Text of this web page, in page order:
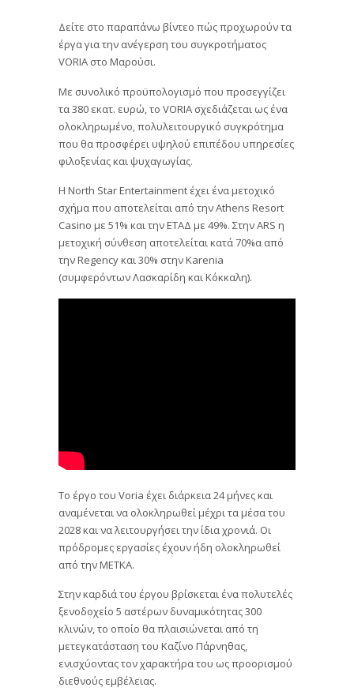
Δείτε στο παραπάνω βίντεο πώς προχωρούν τα
έργα για την ανέγερση του συγκροτήματος
VORIA στο Μαρούσι.
Με συνολικό προϋπολογισμό που προσεγγίζει
τα 380 εκατ. ευρώ, το VORIA σχεδιάζεται ως ένα
ολοκληρωμένο, πολυλειτουργικό συγκρότημα
που θα προσφέρει υψηλού επιπέδου υπηρεσίες
φιλοξενίας και ψυχαγωγίας.
Η North Star Entertainment έχει ένα μετοχικό
σχήμα που αποτελείται από την Athens Resort
Casino με 51% και την ΕΤΑΔ με 49%. Στην ΑRS η
μετοχική σύνθεση αποτελείται κατά 70%α από
την Regency και 30% στην Karenia
(συμφερόντων Λασκαρίδη και Κόκκαλη).
Το έργο του Voria έχει διάρκεια 24 μήνες και
αναμένεται να ολοκληρωθεί μέχρι τα μέσα του
2028 και να λειτουργήσει την ίδια χρονιά. Οι
πρόδρομες εργασίες έχουν ήδη ολοκληρωθεί
από την ΜΕΤΚΑ.
Στην καρδιά του έργου βρίσκεται ένα πολυτελές
ξενοδοχείο 5 αστέρων δυναμικότητας 300
κλινών, το οποίο θα πλαισιώνεται από τη
μετεγκατάσταση του Καζίνο Πάρνηθας,
ενισχύοντας τον χαρακτήρα του ως προορισμού
διεθνούς εμβέλειας.